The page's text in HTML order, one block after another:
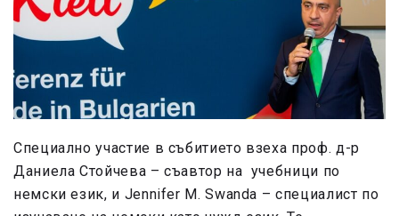
Специално участие в събитието взеха проф. д-р
Даниела Стойчева – съавтор на учебници по
немски език, и Jennifer M. Swanda – специалист по